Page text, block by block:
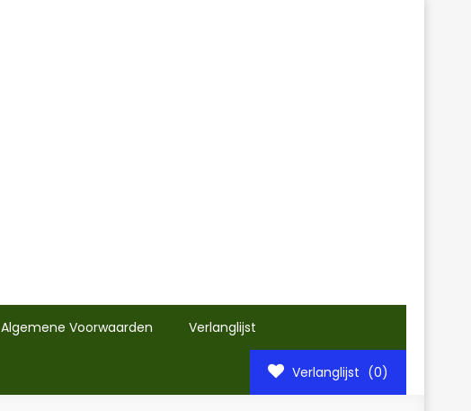
Algemene Voorwaarden Verlanglijst
Verlanglijst (0)